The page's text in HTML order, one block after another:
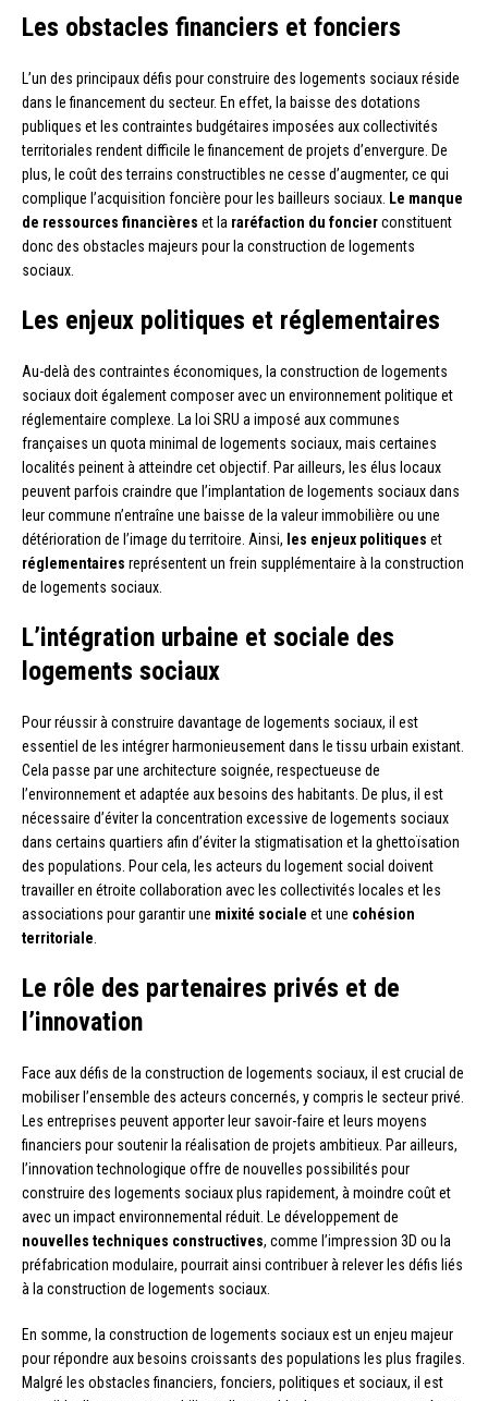
Les obstacles financiers et fonciers
L’un des principaux défis pour construire des logements sociaux réside
dans le financement du secteur. En effet, la baisse des dotations
publiques et les contraintes budgétaires imposées aux collectivités
territoriales rendent difficile le financement de projets d’envergure. De
plus, le coût des terrains constructibles ne cesse d’augmenter, ce qui
complique l’acquisition foncière pour les bailleurs sociaux. Le manque
de ressources financières et la raréfaction du foncierconstituent
donc des obstacles majeurs pour la construction de logements
sociaux.
Les enjeux politiques et réglementaires
Au-delà des contraintes économiques, la construction de logements
sociaux doit également composer avec un environnement politique et
réglementaire complexe. La loi SRU a imposé aux communes
françaises un quota minimal de logements sociaux, mais certaines
localités peinent à atteindre cet objectif. Par ailleurs, les élus locaux
peuvent parfois craindre que l’implantation de logements sociaux dans
leur commune n’entraîne une baisse de la valeur immobilière ou une
détérioration de l’image du territoire. Ainsi, les enjeux politiques et
réglementaires représentent un frein supplémentaire à la construction
de logements sociaux.
L’intégration urbaine et sociale des
logements sociaux
Pour réussir à construire davantage de logements sociaux, il est
essentiel de les intégrer harmonieusement dans le tissu urbain existant.
Cela passe par une architecture soignée, respectueuse de
l’environnement et adaptée aux besoins des habitants. De plus, il est
nécessaire d’éviter la concentration excessive de logements sociaux
dans certains quartiers afin d’éviter la stigmatisation et la ghettoïsation
des populations. Pour cela, les acteurs du logement social doivent
travailler en étroite collaboration avec les collectivités locales et les
associations pour garantir une mixité sociale et une cohésion
territoriale
Le rôle des partenaires privés et de
l’innovation
Face aux défis de la construction de logements sociaux, il est crucial de
mobiliser l’ensemble des acteurs concernés, y compris le secteur privé.
Les entreprises peuvent apporter leur savoir-faire et leurs moyens
financiers pour soutenir la réalisation de projets ambitieux. Par ailleurs,
l’innovation technologique offre de nouvelles possibilités pour
construire des logements sociaux plus rapidement, à moindre coût et
avec un impact environnemental réduit. Le développement de
nouvelles techniques constructives, comme l’impression 3D ou la
préfabrication modulaire, pourrait ainsi contribuer à relever les défis liés
à la construction de logements sociaux.
En somme, la construction de logements sociaux est un enjeu majeur
pour répondre aux besoins croissants des populations les plus fragiles.
Malgré les obstacles financiers, fonciers, politiques et sociaux, il est